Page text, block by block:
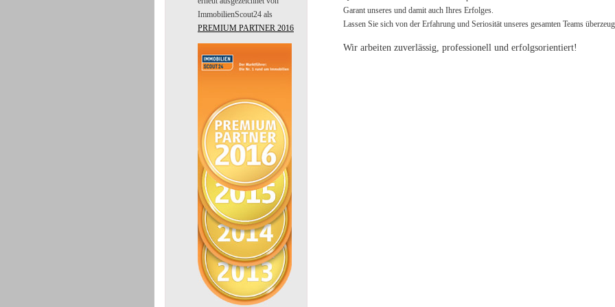
ImmobilienScout24 als
PREMIUM PARTNER 2016
Garant unseres und damit auch Ihres Erfolges.
Lassen Sie sich von der Erfahrung und Seriosität unseres gesamten Teams
Wir arbeiten zuverlässig, professionell und erfolgsorientiert!